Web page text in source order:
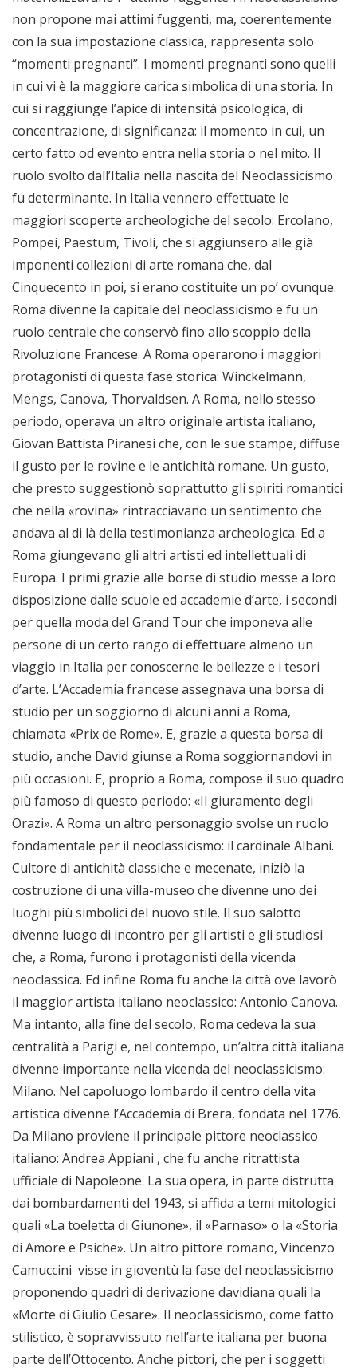
non propone mai attimi fuggenti, ma, coerentemente
con la sua impostazione classica, rappresenta solo
“momenti pregnanti”. I momenti pregnanti sono quelli
in cui vi è la maggiore carica simbolica di una storia. In
cui si raggiunge l’apice di intensità psicologica, di
concentrazione, di significanza: il momento in cui, un
certo fatto od evento entra nella storia o nel mito. Il
ruolo svolto dall’Italia nella nascita del Neoclassicismo
fu determinante. In Italia vennero effettuate le
maggiori scoperte archeologiche del secolo: Ercolano,
Pompei, Paestum, Tivoli, che si aggiunsero alle già
imponenti collezioni di arte romana che, dal
Cinquecento in poi, si erano costituite un po’ ovunque.
Roma divenne la capitale del neoclassicismo e fu un
ruolo centrale che conservò fino allo scoppio della
Rivoluzione Francese. A Roma operarono i maggiori
protagonisti di questa fase storica: Winckelmann,
Mengs, Canova, Thorvaldsen. A Roma, nello stesso
periodo, operava un altro originale artista italiano,
Giovan Battista Piranesi che, con le sue stampe, diffuse
il gusto per le rovine e le antichità romane. Un gusto,
che presto suggestionò soprattutto gli spiriti romantici
che nella «rovina» rintracciavano un sentimento che
andava al di là della testimonianza archeologica. Ed a
Roma giungevano gli altri artisti ed intellettuali di
Europa. I primi grazie alle borse di studio messe a loro
disposizione dalle scuole ed accademie d’arte, i secondi
per quella moda del Grand Tour che imponeva alle
persone di un certo rango di effettuare almeno un
viaggio in Italia per conoscerne le bellezze e i tesori
d’arte. L’Accademia francese assegnava una borsa di
studio per un soggiorno di alcuni anni a Roma,
chiamata «Prix de Rome». E, grazie a questa borsa di
studio, anche David giunse a Roma soggiornandovi in
più occasioni. E, proprio a Roma, compose il suo quadro
più famoso di questo periodo: «Il giuramento degli
Orazi». A Roma un altro personaggio svolse un ruolo
fondamentale per il neoclassicismo: il cardinale Albani.
Cultore di antichità classiche e mecenate, iniziò la
costruzione di una villa-museo che divenne uno dei
luoghi più simbolici del nuovo stile. Il suo salotto
divenne luogo di incontro per gli artisti e gli studiosi
che, a Roma, furono i protagonisti della vicenda
neoclassica. Ed infine Roma fu anche la città ove lavorò
il maggior artista italiano neoclassico: Antonio Canova.
Ma intanto, alla fine del secolo, Roma cedeva la sua
centralità a Parigi e, nel contempo, un’altra città italiana
divenne importante nella vicenda del neoclassicismo:
Milano. Nel capoluogo lombardo il centro della vita
artistica divenne l’Accademia di Brera, fondata nel 1776.
Da Milano proviene il principale pittore neoclassico
italiano: Andrea Appiani , che fu anche ritrattista
ufficiale di Napoleone. La sua opera, in parte distrutta
dai bombardamenti del 1943, si affida a temi mitologici
quali «La toeletta di Giunone», il «Parnaso» o la «Storia
di Amore e Psiche». Un altro pittore romano, Vincenzo
Camuccini visse in gioventù la fase del neoclassicismo
proponendo quadri di derivazione davidiana quali la
«Morte di Giulio Cesare». Il neoclassicismo, come fatto
stilistico, è sopravvissuto nell’arte italiana per buona
parte dell’Ottocento. Anche pittori, che per i soggetti